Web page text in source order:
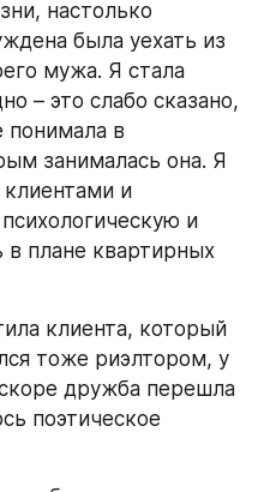
настолько
была уехать из
мужа. Я стала
– это слабо сказано,
понимала в
занималась она. Я
и
и
плане квартирных
клиента, который
тоже риэлтором, у
дружба перешла
поэтическое